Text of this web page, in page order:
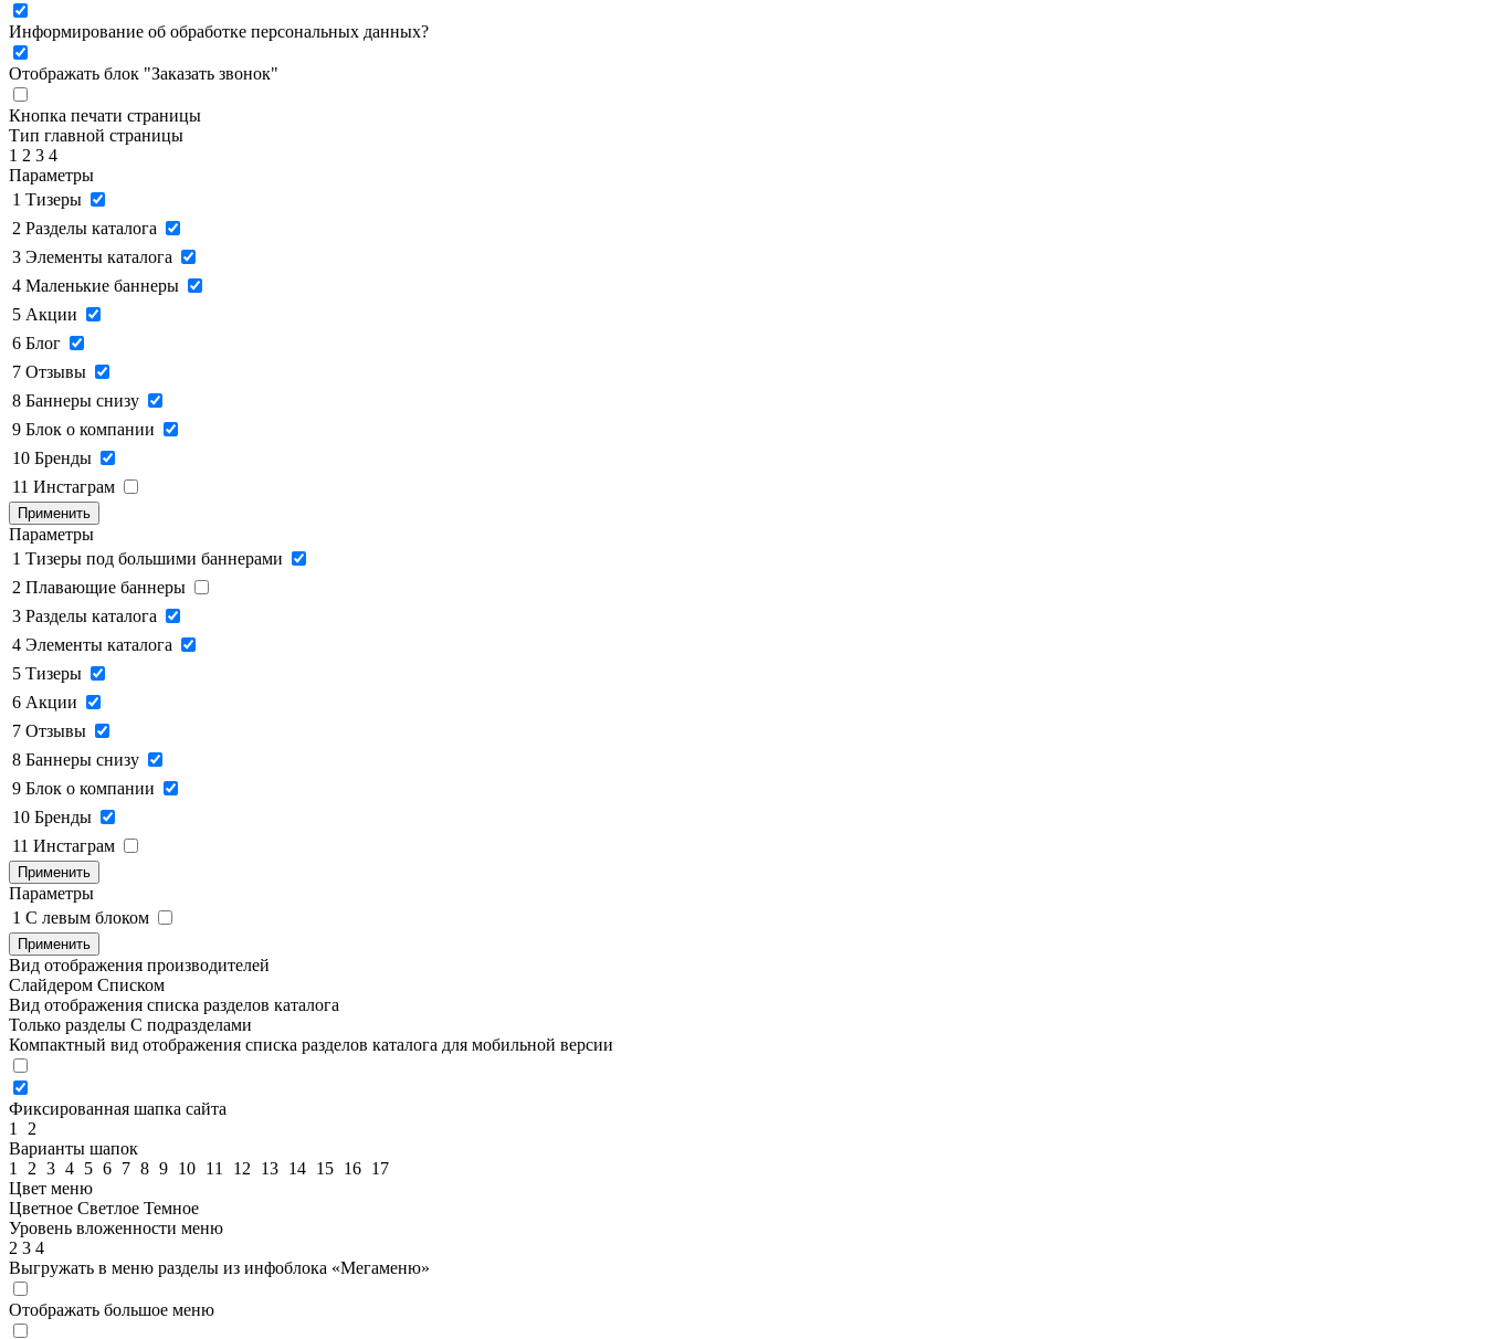
Информирование об обработке персональных данных?
Отображать блок "Заказать звонок"
Кнопка печати страницы
Тип главной страницы
1 2 3 4
Параметры
1 Тизеры
2 Разделы каталога
3 Элементы каталога
4 Маленькие баннеры
5 Акции
6 Блог
7 Отзывы
8 Баннеры снизу
9 Блок о компании
10 Бренды
11 Инстаграм
Применить
Параметры
1 Тизеры под большими баннерами
2 Плавающие баннеры
3 Разделы каталога
4 Элементы каталога
5 Тизеры
6 Акции
7 Отзывы
8 Баннеры снизу
9 Блок о компании
10 Бренды
11 Инстаграм
Применить
Параметры
1 C левым блоком
Применить
Вид отображения производителей
Слайдером Списком
Вид отображения списка разделов каталога
Только разделы С подразделами
Компактный вид отображения списка разделов каталога для мобильной версии
Фиксированная шапка сайта
1
2
Варианты шапок
1
2 3 4 5 6 7 8 9 10 11 12 13 14 15 16 17
Цвет меню
Цветное Светлое Темное
Уровень вложенности меню
2 3 4
Выгружать в меню разделы из инфоблока «Мегаменю»
Отображать большое меню